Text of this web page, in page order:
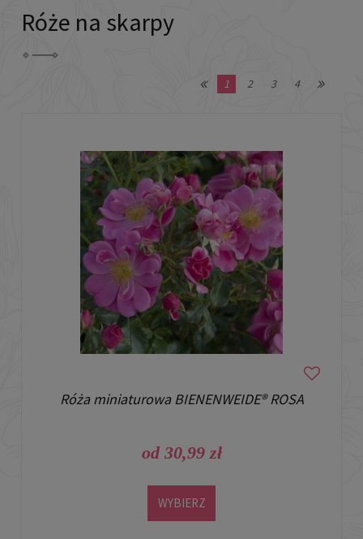
Róże na skarpy
1 2 3 4
Róża miniaturowa BIENENWEIDE® ROSA
od 30,99 zł
WYBIERZ